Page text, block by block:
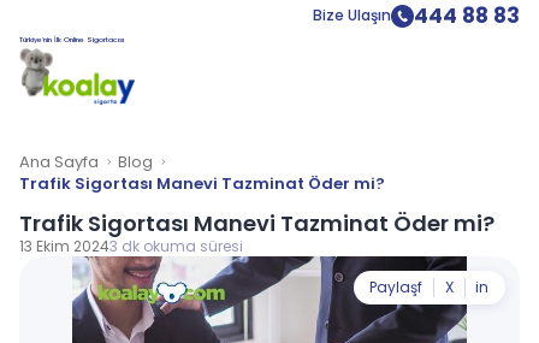
Bize Ulaşın 444 88 83
Türkiye’nin İlk Online Sigortacısı
Ana Sayfa
Blog
Trafik Sigortası Manevi Tazminat Öder mi?
Trafik Sigortası Manevi Tazminat Öder mi?
13 Ekim 20243 dk okuma süresi
Paylaşf X in